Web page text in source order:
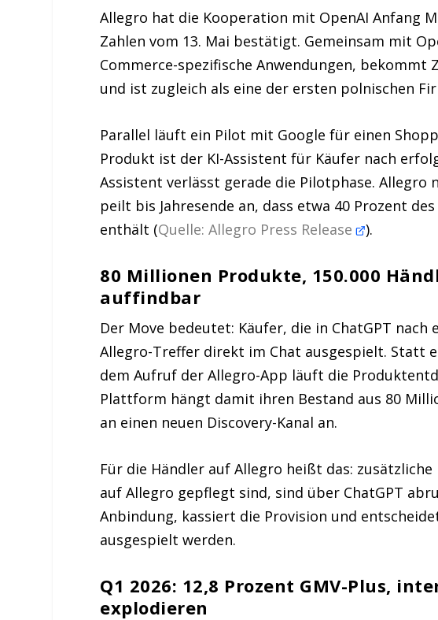
Allegro hat die Kooperation mit OpenAI Anfang
Zahlen vom 13. Mai bestätigt. Gemeinsam mit
Commerce-spezifische Anwendungen, bekommt
und ist zugleich als eine der ersten polnischen
Parallel läuft ein Pilot mit Google für einen
Produkt ist der KI-Assistent für Käufer nach
Assistent verlässt gerade die Pilotphase. Allegro
peilt bis Jahresende an, dass etwa 40 Prozent
enthält (Quelle: Allegro Press Release ).
80 Millionen Produkte, 150.000
auffindbar
Der Move bedeutet: Käufer, die in ChatGPT
Allegro-Treffer direkt im Chat ausgespielt. Statt
dem Aufruf der Allegro-App läuft die
Plattform hängt damit ihren Bestand aus 80
an einen neuen Discovery-Kanal an.
Für die Händler auf Allegro heißt das:
auf Allegro gepflegt sind, sind über ChatGPT
Anbindung, kassiert die Provision und
ausgespielt werden.
Q1 2026: 12,8 Prozent GMV-Plus,
explodieren